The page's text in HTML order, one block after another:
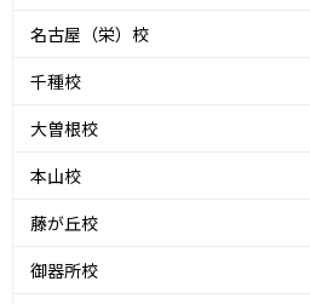
名古屋（栄）校
千種校
大曽根校
本山校
藤が丘校
御器所校